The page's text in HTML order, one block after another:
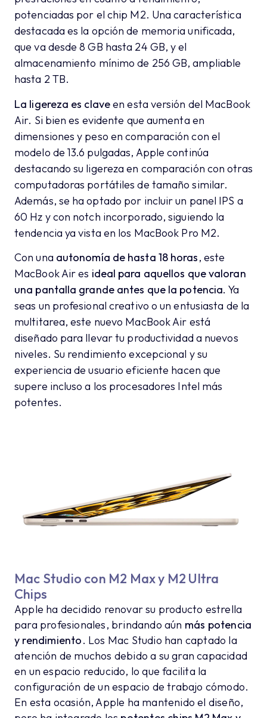
potenciadas por el chip M2. Una característica
destacada es la opción de memoria unificada,
que va desde 8 GB hasta 24 GB, y el
almacenamiento mínimo de 256 GB, ampliable
hasta 2 TB.
La ligereza es claveen esta versión del MacBook
Air. Si bien es evidente que aumenta en
dimensiones y peso en comparación con el
modelo de 13.6 pulgadas, Apple continúa
destacando su ligereza en comparación con otras
computadoras portátiles de tamaño similar.
Además, se ha optado por incluir un panel IPS a
60 Hz y con notch incorporado, siguiendo la
tendencia ya vista en los MacBook Pro M2.
Con una autonomía de hasta 18 horas, este
MacBook Air es ideal para aquellos que valoran
una pantalla grande antes que la potencia. Ya
seas un profesional creativo o un entusiasta de la
multitarea, este nuevo MacBook Air está
diseñado para llevar tu productividad a nuevos
niveles. Su rendimiento excepcional y su
experiencia de usuario eficiente hacen que
supere incluso a los procesadores Intel más
potentes.
Mac Studio con M2 Max y M2 Ultra
Chips
Apple ha decidido renovar su producto estrella
para profesionales, brindando aún más potencia
y rendimiento. Los Mac Studio han captado la
atención de muchos debido a su gran capacidad
en un espacio reducido, lo que facilita la
configuración de un espacio de trabajo cómodo.
En esta ocasión, Apple ha mantenido el diseño,